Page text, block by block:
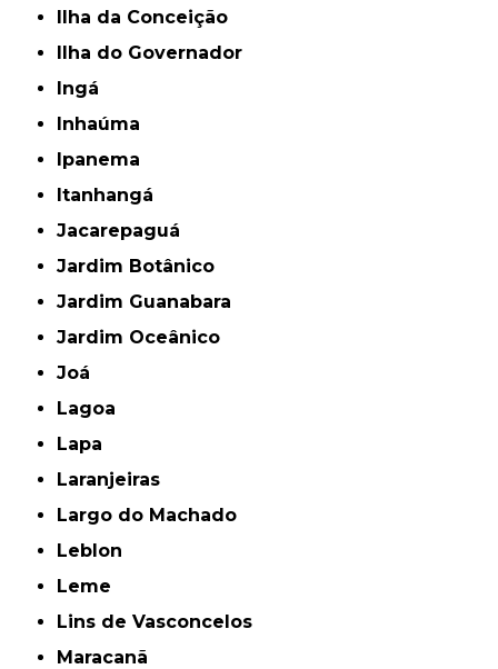
Ilha da Conceição
Ilha do Governador
Ingá
Inhaúma
Ipanema
Itanhangá
Jacarepaguá
Jardim Botânico
Jardim Guanabara
Jardim Oceânico
Joá
Lagoa
Lapa
Laranjeiras
Largo do Machado
Leblon
Leme
Lins de Vasconcelos
Maracanã